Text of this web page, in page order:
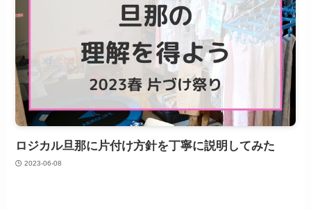
ロジカル旦那に片付け方針を丁寧に説明してみた
2023-06-08